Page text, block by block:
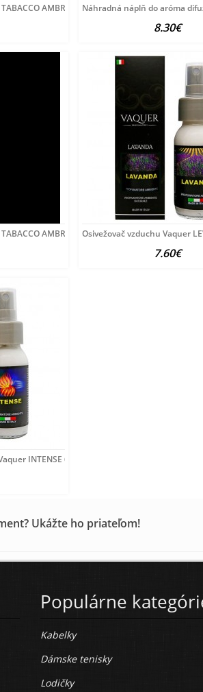
AMBRA 20 mlNáhradná náplň do aróma
8.30€
AMBRA 60 mlOsivežovač vzduchu Vaquer
7.60€
INTENSE 60 ml
Ukážte ho priateľom!
Populárne
Kabelky
Dámske tenisky
Lodičky